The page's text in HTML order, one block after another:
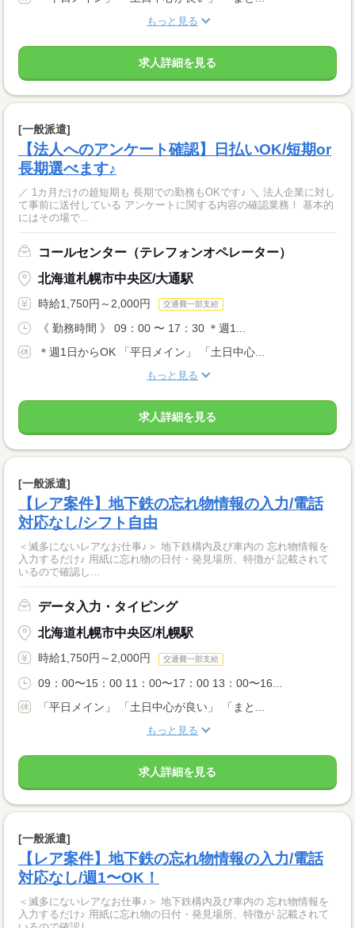
もっと見る
求人詳細を見る
[一般派遣]
【法人へのアンケート確認】日払いOK/短期or
長期選べます♪
／ 1カ月だけの超短期も 長期での勤務もOKです♪ ＼ 法人企業に対し
て事前に送付している アンケートに関する内容の確認業務！ 基本的
にはその場で...
コールセンター（テレフォンオペレーター）
北海道札幌市中央区/大通駅
時給1,750円～2,000円 交通費一部支給
《 勤務時間 》 09：00 〜 17：30 ＊週1...
＊週1日からOK 「平日メイン」 「土日中心...
もっと見る
求人詳細を見る
[一般派遣]
【レア案件】地下鉄の忘れ物情報の入力/電話
対応なし/シフト自由
＜滅多にないレアなお仕事♪＞ 地下鉄構内及び車内の 忘れ物情報を
入力するだけ♪ 用紙に忘れ物の日付・発見場所、特徴が 記載されて
いるので確認し...
データ入力・タイピング
北海道札幌市中央区/札幌駅
時給1,750円～2,000円 交通費一部支給
09：00〜15：00 11：00〜17：00 13：00〜16...
「平日メイン」 「土日中心が良い」 「まと...
もっと見る
求人詳細を見る
[一般派遣]
【レア案件】地下鉄の忘れ物情報の入力/電話
対応なし/週1〜OK！
＜滅多にないレアなお仕事♪＞ 地下鉄構内及び車内の 忘れ物情報を
入力するだけ♪ 用紙に忘れ物の日付・発見場所、特徴が 記載されて